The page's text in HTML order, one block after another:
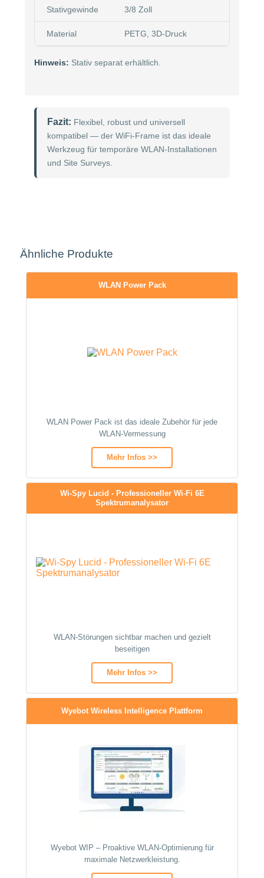
Stativgewinde 3/8 Zoll
Material PETG, 3D-Druck
Hinweis: Stativ separat erhältlich.
Fazit: Flexibel, robust und universell
kompatibel — der WiFi-Frame ist das ideale
Werkzeug für temporäre WLAN-Installationen
und Site Surveys.
Ähnliche Produkte
WLAN Power Pack
WLAN Power Pack ist das ideale Zubehör für jede
WLAN-Vermessung
Mehr Infos >>
Wi-Spy Lucid - Professioneller Wi-Fi 6E
Spektrumanalysator
WLAN-Störungen sichtbar machen und gezielt
beseitigen
Mehr Infos >>
Wyebot Wireless Intelligence Plattform
Wyebot WIP – Proaktive WLAN-Optimierung für
maximale Netzwerkleistung.